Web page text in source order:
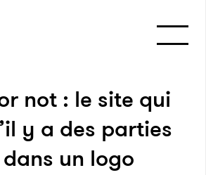
not : le site qui
y a des parties
un logo